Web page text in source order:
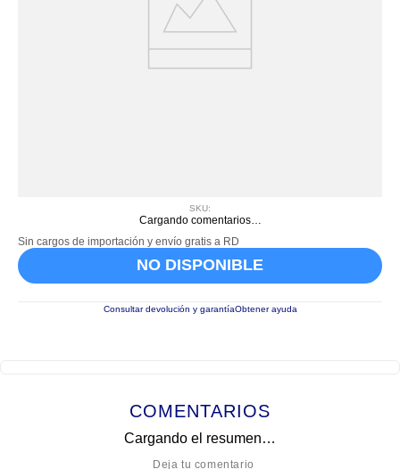
SKU:
Cargando comentarios…
Sin cargos de importación y envío gratis a RD
NO DISPONIBLE
Consultar devolución y garantíaObtener ayuda
COMENTARIOS
Cargando el resumen…